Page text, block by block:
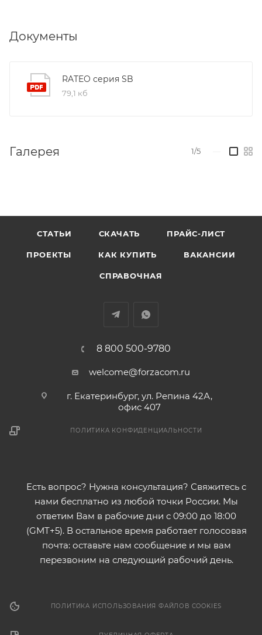
водой
Документы
RATEO серия SB
79,1 кб
Галерея 1/5
СТАТЬИ СКАЧАТЬ ПРАЙС-ЛИСТ
ПРОЕКТЫ КАК КУПИТЬ ВАКАНСИИ
СПРАВОЧНАЯ
8 800 500-9780
welcome@forzacom.ru
г. Екатеринбург, ул. Репина 42А,
офис 407
ПОЛИТИКА КОНФИДЕНЦИАЛЬНОСТИ
Есть вопрос? Нужна консультация? Свяжитесь с
нами бесплатно из любой точки России. Мы
ответим Вам в рабочие дни с 09:00 до 18:00
(GMT+5). В остальное время работает голосовая
почта: оставьте нам сообщение и мы вам
перезвоним на следующий рабочий день.
ПОЛИТИКА ИСПОЛЬЗОВАНИЯ ФАЙЛОВ COOKIES